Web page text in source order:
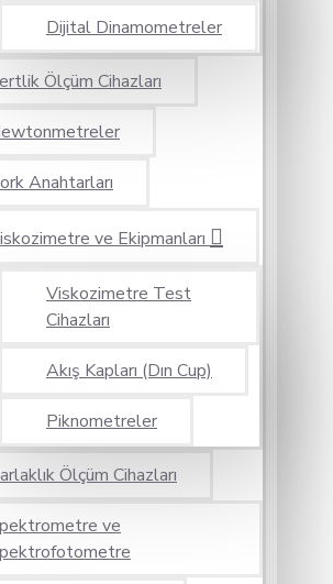
Dijital Dinamometreler
Ölçüm Cihazları
Anahtarları
ve Ekipmanları
Viskozimetre Test
Cihazları
Akış Kapları (Dın Cup)
Piknometreler
Ölçüm Cihazları
ve